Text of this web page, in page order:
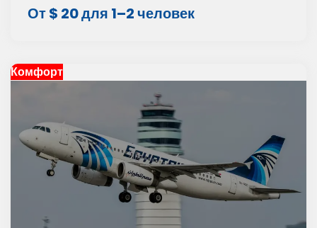
От $ 20 для 1–2 человек
Комфорт